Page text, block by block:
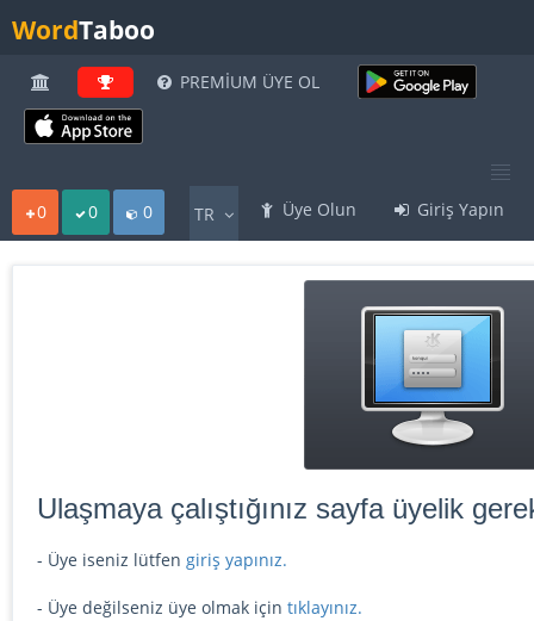
WordTaboo
PREMİUM ÜYE OL
Üye Olun Giriş Yapın
TR
0 0 0
Ulaşmaya çalıştığınız sayfa üyelik
- Üye iseniz lütfen giriş yapınız.
- Üye değilseniz üye olmak için tıklayınız.